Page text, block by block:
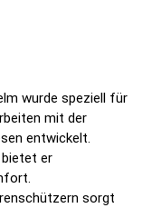
wurde speziell für
mit der
entwickelt.
er
sorgt